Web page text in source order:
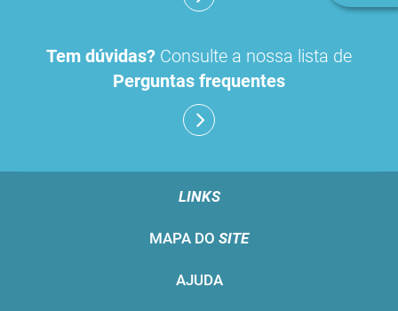
Tem dúvidas? Consulte a nossa lista de
Perguntas frequentes
LINKS
MAPA DO SITE
AJUDA